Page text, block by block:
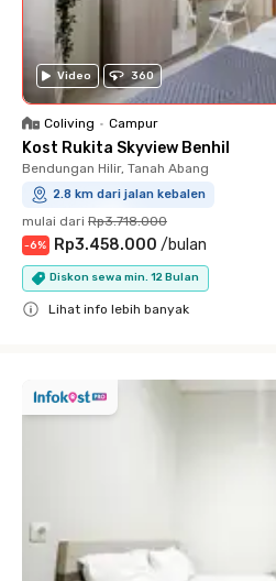
Video 360
Coliving • Campur
Kost Rukita Skyview Benhil
Bendungan Hilir, Tanah Abang
2.8 km dari jalan kebalen
mulai dari Rp3.718.000
-6% Rp3.458.000 /bulan
Diskon sewa min. 12 Bulan
Lihat info lebih banyak